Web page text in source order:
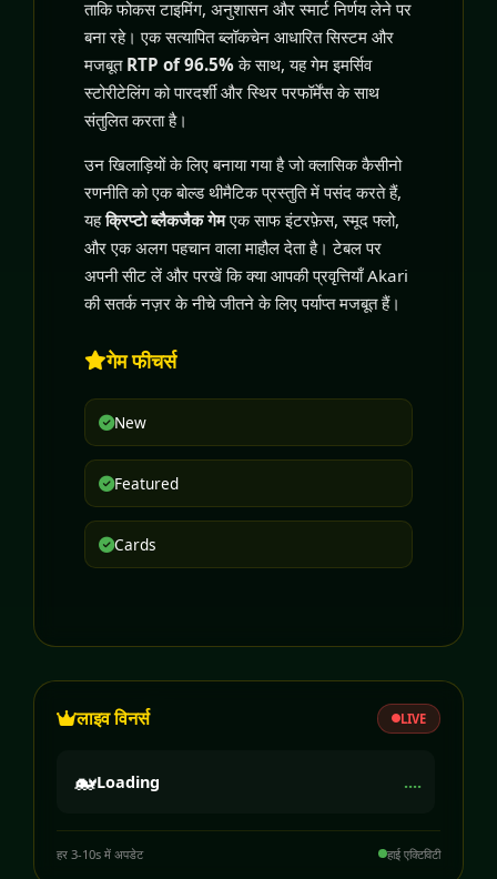
ताकि फोकस टाइमिंग, अनुशासन और स्मार्ट निर्णय लेने पर
बना रहे। एक सत्यापित ब्लॉकचेन आधारित सिस्टम और
मजबूत RTP of 96.5%के साथ, यह गेम इमर्सिव
स्टोरीटेलिंग को पारदर्शी और स्थिर परफॉर्मेंस के साथ
संतुलित करता है।
उन खिलाड़ियों के लिए बनाया गया है जो क्लासिक कैसीनो
रणनीति को एक बोल्ड थीमैटिक प्रस्तुति में पसंद करते हैं,
यहक्रिप्टो ब्लैकजैक गेमएक साफ इंटरफ़ेस, स्मूद फ्लो,
और एक अलग पहचान वाला माहौल देता है। टेबल पर
अपनी सीट लें और परखें कि क्या आपकी प्रवृत्तियाँ Akari
की सतर्क नज़र के नीचे जीतने के लिए पर्याप्त मजबूत हैं।
गेम फीचर्स
New
Featured
Cards
लाइव विनर्स LIVE
🐋Loading ....
हर 3-10s में अपडेट हाई एक्टिविटी